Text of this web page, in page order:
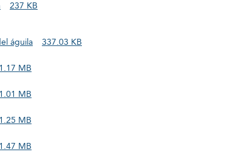
237 KB
águila 337.03 KB
1.17 MB
1.01 MB
1.25 MB
1.47 MB